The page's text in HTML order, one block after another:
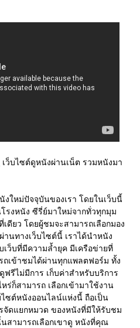
เว็บไซต์ดูหนังผ่านเน็ต รวมหนังมา
ใหม่ปัจจุบันของเรา โดยในเว็บนี้
รงหนัง ซีรี่ย์มาใหม่จากทั่วทุกมุม
ดียว โดยผู้ชมจะสามารถเลือกมอง
นทางเว็บไซต์นี้ เราได้นำหนัง
ว็บที่มีความล้ำยุค มีเครือข่ายที่
เข้าชมได้ผ่านทุกแพลตฟอร์ม ทั้ง
ฟรีไม่มีการ เก็บค่าสำหรับบริการ
ร่ก็สามารถ เลือกเข้ามาใช้งาน
ไซต์หนังออนไลน์แห่งนี้ ถือเป็น
จัดแยกหมวด ของหนังที่มีให้รับชม
สามารถเลือกเขาดู หนังที่คุณ